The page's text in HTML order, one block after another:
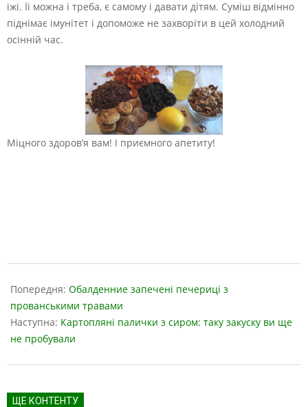
їжі. Її можна і треба, є самому і давати дітям. Суміш відмінно
піднімає імунітет і допоможе не захворіти в цей холодний
осінній час.
Міцного здоров’я вам! І приємного апетиту!
05-
16
Попередня: Обалденние запечені печериці з
прованськими травами
Наступна: Картопляні палички з сиром: таку закуску ви ще
не пробували
ЩЕ КОНТЕНТУ